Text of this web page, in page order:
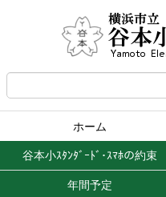
ホーム
谷本小ｽﾀﾝﾀﾞｰﾄﾞ･ｽﾏﾎの約束
年間予定